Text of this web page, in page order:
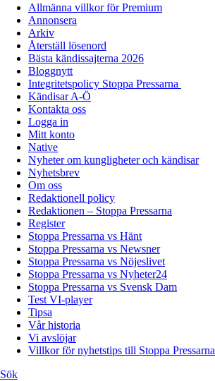
Allmänna villkor för Premium
Annonsera
Arkiv
Återställ lösenord
Bästa kändissajterna 2026
Bloggnytt
Integritetspolicy Stoppa Pressarna
Kändisar A-Ö
Kontakta oss
Logga in
Mitt konto
Native
Nyheter om kungligheter och kändisar
Nyhetsbrev
Om oss
Redaktionell policy
Redaktionen – Stoppa Pressarna
Register
Stoppa Pressarna vs Hänt
Stoppa Pressarna vs Newsner
Stoppa Pressarna vs Nöjeslivet
Stoppa Pressarna vs Nyheter24
Stoppa Pressarna vs Svensk Dam
Test VI-player
Tipsa
Vår historia
Vi avslöjar
Villkor för nyhetstips till Stoppa Pressarna
Sök